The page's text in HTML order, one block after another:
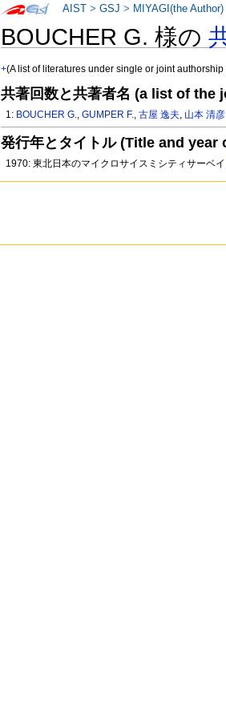
BOUCHER G. 様の
+(A list of literatures under single or joint
共著回数と共著者名 (a list of the
1: BOUCHER G.,GUMPER F.,古屋 逸夫, 山本 清彦
発行年とタイトル (Title and year
1970: 東北日本のマイクロサイスミシティサーベイ
AIST >GSJ > MIYAGI(the Author)